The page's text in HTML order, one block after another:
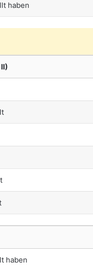
haben
haben